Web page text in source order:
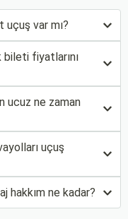
uçuş var mı?
fiyatlarını
ucuz ne zaman
uçuş
hakkım ne kadar?